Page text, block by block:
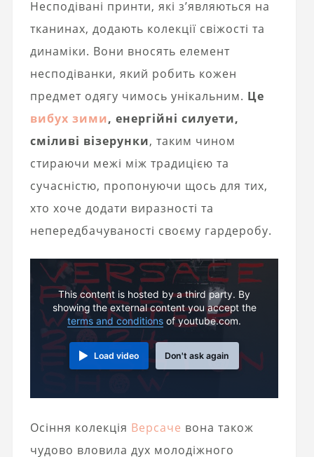
Несподівані принти, які з’являються на
тканинах, додають колекції свіжості та
динаміки. Вони вносять елемент
несподіванки, який робить кожен
предмет одягу чимось унікальним. Це
вибух зими, енергійні силуети,
сміливі візерунки, таким чином
стираючи межі між традицією та
сучасністю, пропонуючи щось для тих,
хто хоче додати виразності та
непередбачуваності своєму гардеробу.
This content is hosted by a third party. By
showing the external content you accept the
terms and conditions of youtube.com.
Load video Don't ask again
Осіння колекція Версаче вона також
чудово вловила дух молодіжного